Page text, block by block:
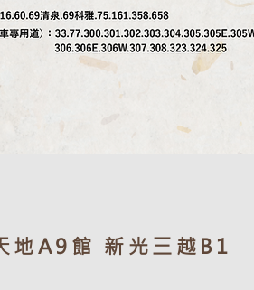
地A9館 新光三越B1